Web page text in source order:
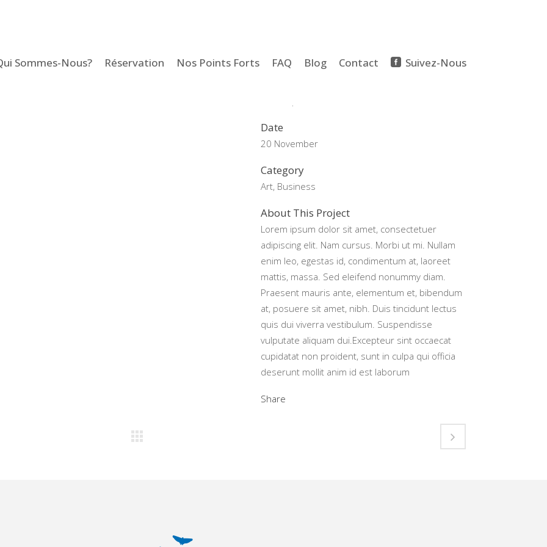
Sommes-Nous? Réservation Nos Points Forts FAQ Blog Contact
Suivez-Nous
Date
20 November
Category
Art, Business
About This Project
Lorem ipsum dolor sit amet, consectetuer
adipiscing elit. Nam cursus. Morbi ut mi. Nullam
enim leo, egestas id, condimentum at, laoreet
mattis, massa. Sed eleifend nonummy diam.
Praesent mauris ante, elementum et, bibendum
at, posuere sit amet, nibh. Duis tincidunt lectus
quis dui viverra vestibulum. Suspendisse
vulputate aliquam dui.Excepteur sint occaecat
cupidatat non proident, sunt in culpa qui officia
deserunt mollit anim id est laborum
Share